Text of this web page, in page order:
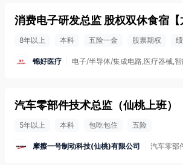
消费电子研发总监 股权双休食宿 【
8年以上 本科 五险一金 股票期权
锦好医疗 电子/半导体/集成电路,医疗器械,
汽车零部件技术总监（仙桃上班）
5年以上 本科 包吃包住 五险
摩擦一号制动科技(仙桃)有限公司 汽车零部